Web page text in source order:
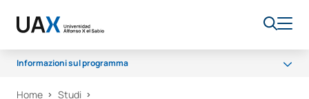
Informazioni sul programma
Perché UAX
Home Studi